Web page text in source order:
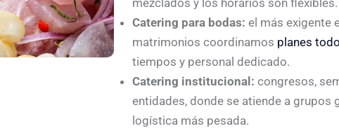
Catering para bodas: el más exigente
matrimonios coordinamos planes
tiempos y personal dedicado.
Catering institucional: congresos,
entidades, donde se atiende a grupos
logística más pesada.